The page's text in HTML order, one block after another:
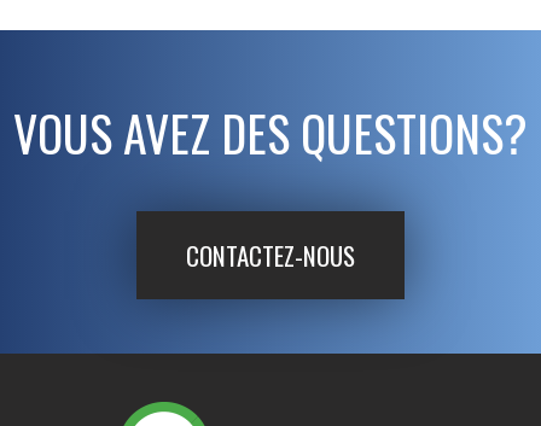
VOUS AVEZ DES QUESTIONS?
CONTACTEZ-NOUS